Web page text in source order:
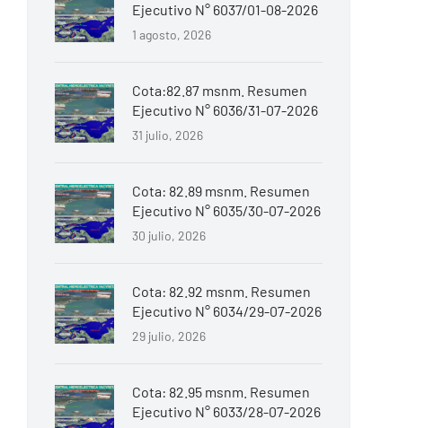
Ejecutivo N° 6037/01-08-2026
1 agosto, 2026
Cota:82.87 msnm. Resumen
Ejecutivo N° 6036/31-07-2026
31 julio, 2026
Cota: 82.89 msnm. Resumen
Ejecutivo N° 6035/30-07-2026
30 julio, 2026
Cota: 82.92 msnm. Resumen
Ejecutivo N° 6034/29-07-2026
29 julio, 2026
Cota: 82.95 msnm. Resumen
Ejecutivo N° 6033/28-07-2026